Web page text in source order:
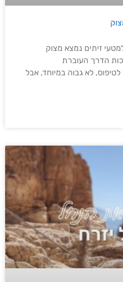
זיתים נמצא מצוק
הדרך העוברת
לא גבוה במיוחד, אבל